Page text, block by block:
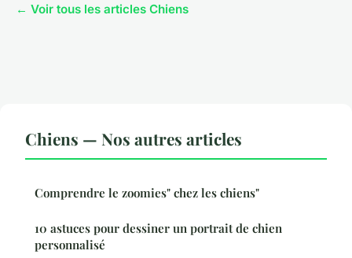
← Voir tous les articles Chiens
Chiens — Nos autres articles
Comprendre le zoomies" chez les chiens"
10 astuces pour dessiner un portrait de chien
personnalisé